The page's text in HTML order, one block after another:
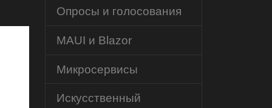
Опросы и голосования
MAUI и Blazor
Микросервисы
Искусственный